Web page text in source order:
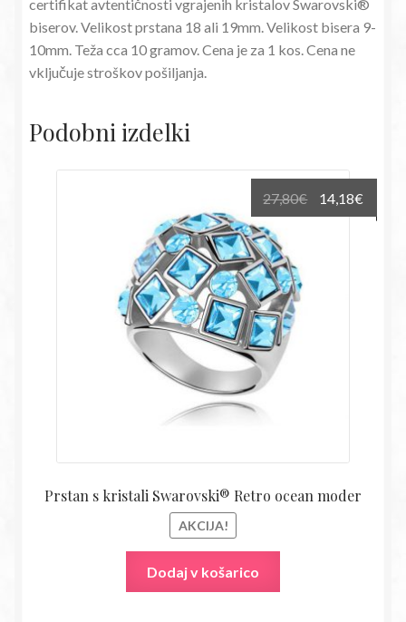
certifikat avtentičnosti vgrajenih kristalov Swarovski®
biserov. Velikost prstana 18 ali 19mm. Velikost bisera 9-
10mm. Teža cca 10 gramov. Cena je za 1 kos. Cena ne
vključuje stroškov pošiljanja.
Podobni izdelki
Prstan s kristali Swarovski® Retro ocean moder
AKCIJA!
27,80€
Izvirna
cena
14,18€
cena
Dodaj v košarico